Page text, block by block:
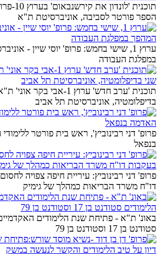
תוכנית
הספר פורטר לסביבה, אוניברסיטת ת"א
ערוץ 1, שישי בחמש: פרופ' יוסי שיין -
במפלגת העבודה
תוכנית 'ערב חדש' ערוץ 1-
בדיפלומטיה, אוניברסיטת תל אביב
פרופ' דני רבינוביץ', ראש בית פורטר
בנפאל
פרופ' דני רבינוביץ: עיריית חיפה צפויה
דו"ח משרד הבריאות כמהלך של גימיק
באונ' ת"א - פתיחת שנת הלימודים
סטודנט בן 17 וסטודנט בן 79